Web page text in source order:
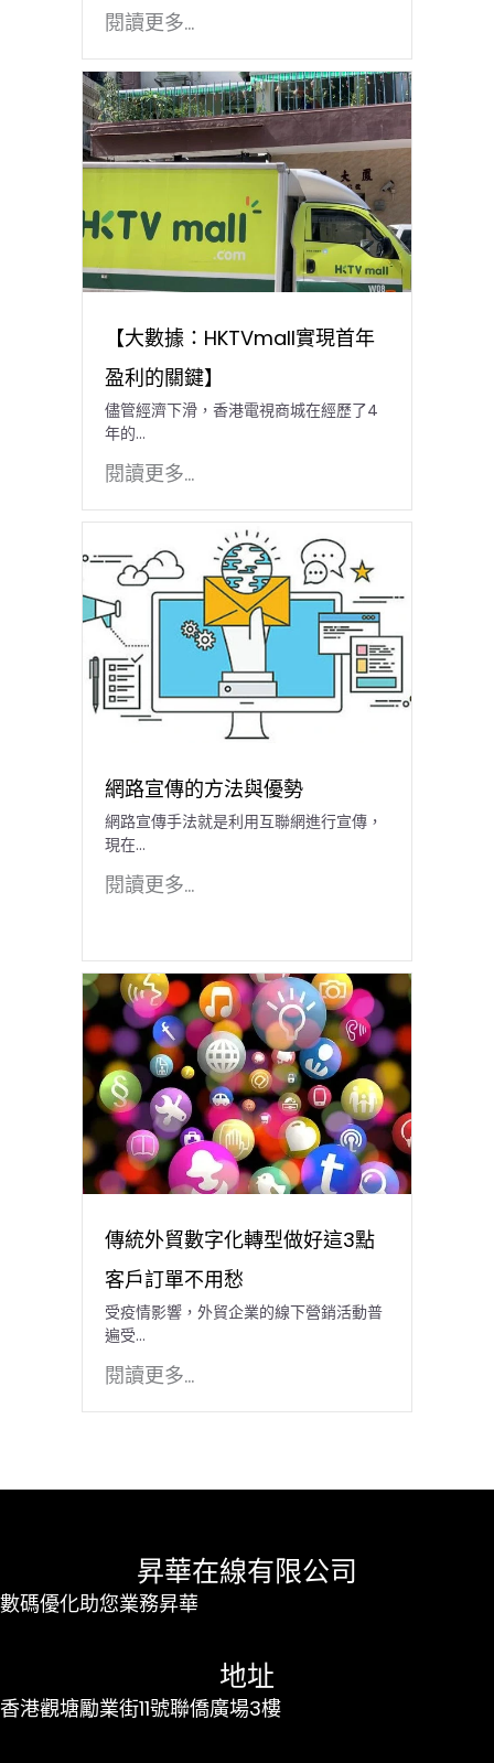
閱讀更多...
【大數據：HKTVmall實現首年
盈利的關鍵】
儘管經濟下滑，香港電視商城在經歷了4
年的...
閱讀更多...
網路宣傳的方法與優勢
網路宣傳手法就是利用互聯網進行宣傳，
現在...
閱讀更多...
傳統外貿數字化轉型做好這3點
客戶訂單不用愁
受疫情影響，外貿企業的線下營銷活動普
遍受...
閱讀更多...
昇華在線有限公司
數碼優化助您業務昇華
地址
香港觀塘勵業街11號聯僑廣場3樓